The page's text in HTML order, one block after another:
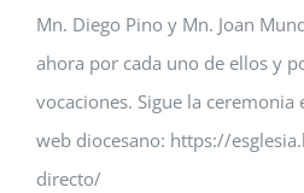
Mn. Diego Pino y Mn. Joan
ahora por cada uno de ellos y
vocaciones. Sigue la ceremonia
web diocesano: https://
directo/